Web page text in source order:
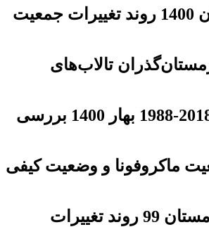
BMWP تابستان 1400 روند تغييرات جمعيت
تالاب‌های
استان فارس: 2018-1988 بهار 1400 بررسی
ماکروفونا و وضعیت کیفی
رودخانه کرج زمستان 99 روند تغییرات